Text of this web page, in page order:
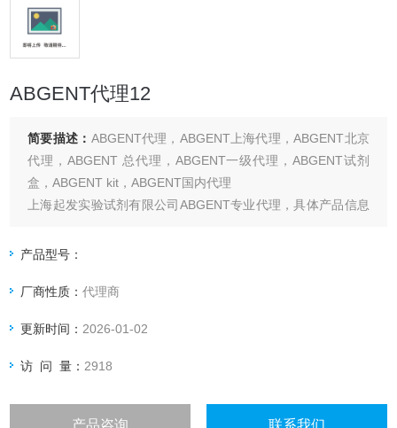
ABGENT代理12
简要描述： ABGENT代理，ABGENT上海代理，ABGENT北京
代理，ABGENT 总代理，ABGENT一级代理，ABGENT试剂
盒，ABGENT kit，ABGENT国内代理
上海起发实验试剂有限公司ABGENT专业代理，具体产品信息
产品型号：
厂商性质：代理商
更新时间： 2026-01-02
访 问 量： 2918
产品咨询 联系我们